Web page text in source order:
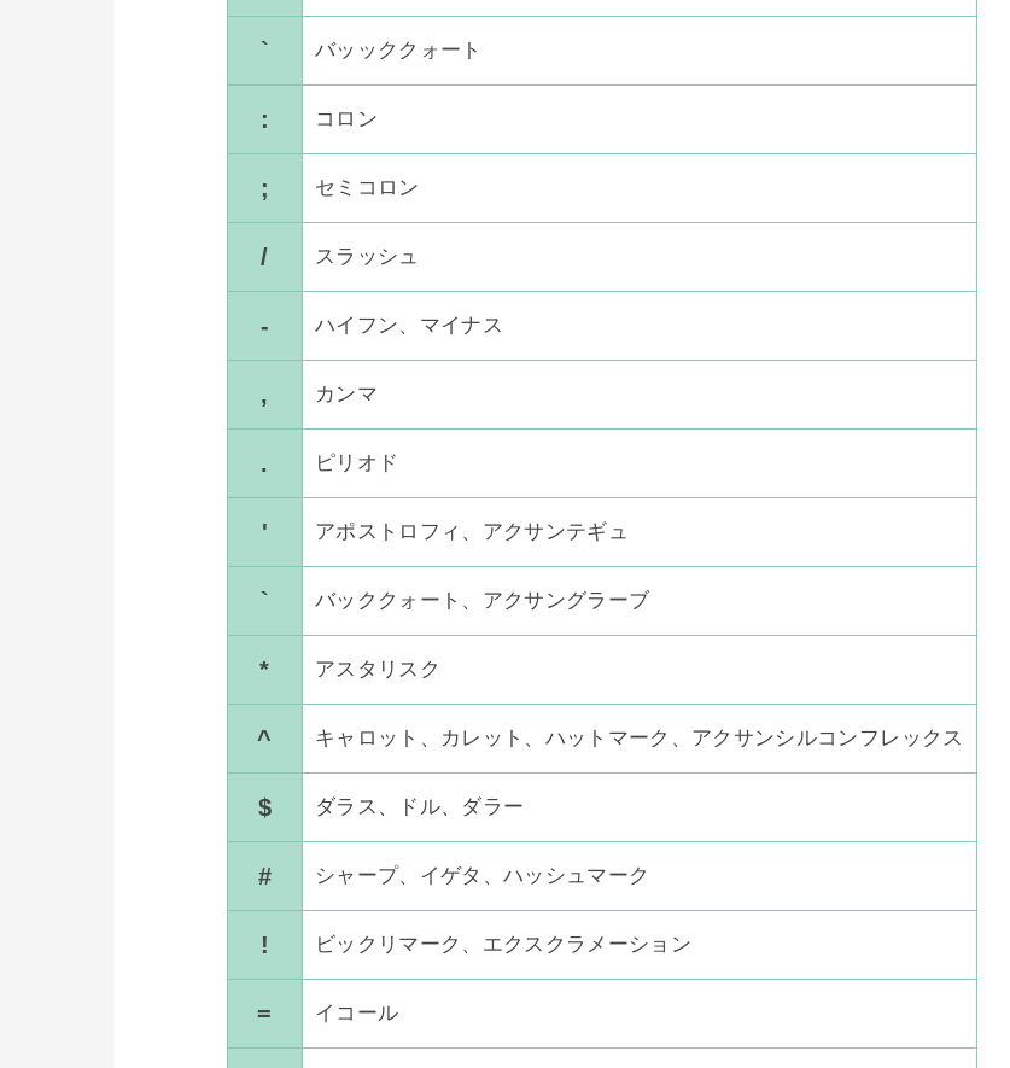
` バッッククォート
: コロン
; セミコロン
/ スラッシュ
- ハイフン、マイナス
, カンマ
. ピリオド
' アポストロフィ、アクサンテギュ
` バッククォート、アクサングラーブ
* アスタリスク
^ キャロット、カレット、ハットマーク、アクサンシルコンフレックス
$ ダラス、ドル、ダラー
# シャープ、イゲタ、ハッシュマーク
! ビックリマーク、エクスクラメーション
= イコール